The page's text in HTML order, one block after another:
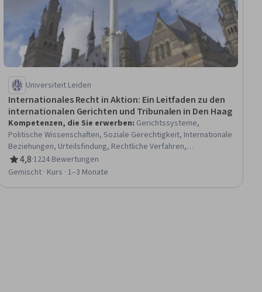
Universiteit Leiden
Internationales Recht in Aktion: Ein Leitfaden zu den
internationalen Gerichten und Tribunalen in Den Haag
Kompetenzen, die Sie erwerben: Gerichtssysteme,
Politische Wissenschaften, Soziale Gerechtigkeit, Internationale
Beziehungen, Urteilsfindung, Rechtliche Verfahren,
Rechtsstreitigkeiten und Ziviljustiz, Rechtsprechung,
Schiedsgerichtsbarkeit, Fallstudien, Mediation
4,8
Bewertung, 4,8 von 5 Sternen
·1224 Bewertungen
Gemischt · Kurs · 1–3 Monate